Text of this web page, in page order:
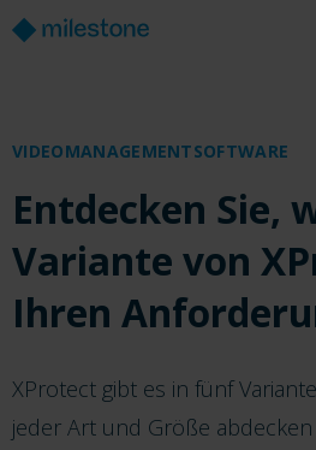
VIDEOMANAGEMENTSOFTWARE
Entdecken Sie,
Variante von
Ihren
XProtect gibt es in fünf
jeder Art und Größe